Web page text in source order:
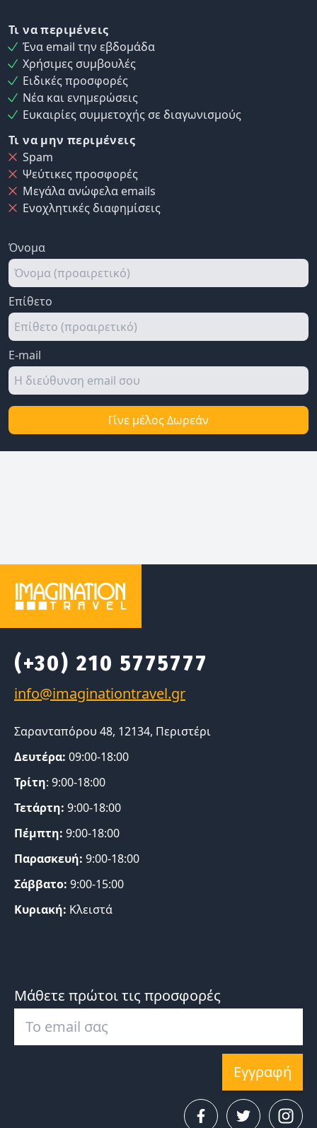
Τι να περιμένεις
Ένα email την εβδομάδα
Χρήσιμες συμβουλές
Ειδικές προσφορές
Νέα και ενημερώσεις
Ευκαιρίες συμμετοχής σε διαγωνισμούς
Τι να μην περιμένεις
Spam
Ψεύτικες προσφορές
Μεγάλα ανώφελα emails
Ενοχλητικές διαφημίσεις
Όνομα
Επίθετο
E-mail
Γίνε μέλος Δωρεάν
(+30) 210 5775777
Σαρανταπόρου 48, 12134, Περιστέρι
Δευτέρα: 09:00-18:00
Τρίτη: 9:00-18:00
Τετάρτη: 9:00-18:00
Πέμπτη: 9:00-18:00
Παρασκευή: 9:00-18:00
Σάββατο: 9:00-15:00
Κυριακή: Κλειστά
Μάθετε πρώτοι τις προσφορές
Εγγραφή